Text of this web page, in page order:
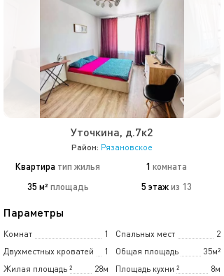
Уточкина, д.7к2
Район: Рязановское
Квартира тип жилья 1 комната
35 м² площадь 5 этаж из 13
Параметры
Комнат 1 Спальных мест
2
Двухместных кроватей
1 Общая площадь
35м²
Жилая площадь
28м
² Площадь кухни 8м
²